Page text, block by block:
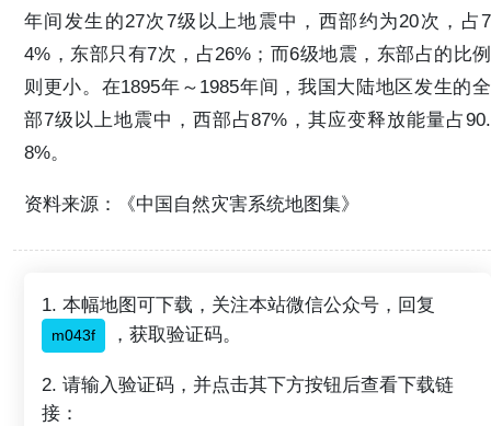
年间发生的27次7级以上地震中，西部约为20次，占7
4%，东部只有7次，占26%；而6级地震，东部占的比例
则更小。在1895年～1985年间，我国大陆地区发生的全
部7级以上地震中，西部占87%，其应变释放能量占90.
8%。
资料来源：《中国自然灾害系统地图集》
1. 本幅地图可下载，关注本站微信公众号，回复
m043f ，获取验证码。
2. 请输入验证码，并点击其下方按钮后查看下载链
接：